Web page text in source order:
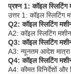
प्रश्न 1: कॉइल स्लिटिंग
उत्तर 1: कॉइल स्लिटिंग
Q2: कॉइल स्लिटिंग
A2: कॉइल स्लिटिंग
Q3: कॉइल स्लिटिंग
A3: न्यूनतम आदेश
Q4: कॉइल स्लिटिंग
A4: कीमत विनिर्देशों